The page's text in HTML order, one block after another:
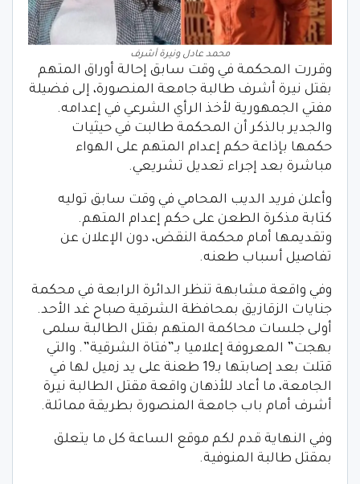
محمد عادل ونيرة أشرف
وقررت المحكمة في وقت سابق إحالة أوراق المتهم
بقتل نيرة أشرف طالبة جامعة المنصورة، إلى فضيلة
مفتي الجمهورية لأخذ الرأي الشرعي في إعدامه.
والجدير بالذكر أن المحكمة طالبت في حيثيات
حكمها بإذاعة حكم إعدام المتهم على الهواء
مباشرة بعد إجراء تعديل تشريعي.
وأعلن فريد الديب المحامي في وقت سابق توليه
كتابة مذكرة الطعن على حكم إعدام المتهم.
وتقديمها أمام محكمة النقض، دون الإعلان عن
تفاصيل أسباب طعنه.
وفي واقعة مشابهة تنظر الدائرة الرابعة في محكمة
جنايات الزقازيق بمحافظة الشرقية صباح غد الأحد.
أولى جلسات محاكمة المتهم بقتل الطالبة سلمى
بهجت” المعروفة إعلاميا بـ”فتاة الشرقية”. والتي
قتلت بعد إصابتها بـ19 طعنة على يد زميل لها في
الجامعة، ما أعاد للأذهان واقعة مقتل الطالبة نيرة
أشرف أمام باب جامعة المنصورة بطريقة مماثلة.
وفي النهاية قدم لكم موقع الساعة كل ما يتعلق
بمقتل طالبة المنوفية.